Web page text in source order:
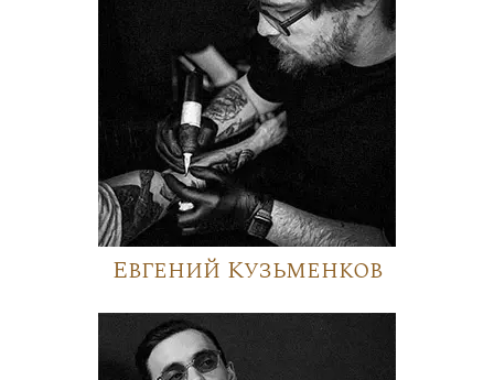
Евгений Кузьменков